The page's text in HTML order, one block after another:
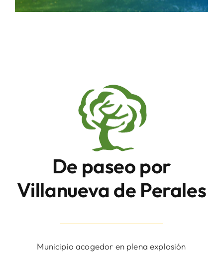
De paseo por
Villanueva de Perales
Municipio acogedor en plena explosión